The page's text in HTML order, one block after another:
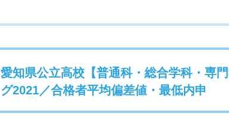
愛知県公立高校【普通科・総合学科・専
グ2021／合格者平均偏差値・最低内申